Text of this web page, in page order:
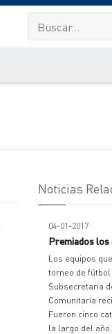
Noticias
04-01-2017
Premiados los
Los equipos
torneo de
Subsecretaria
Comunitaria
Fueron cinco
la largo del año.